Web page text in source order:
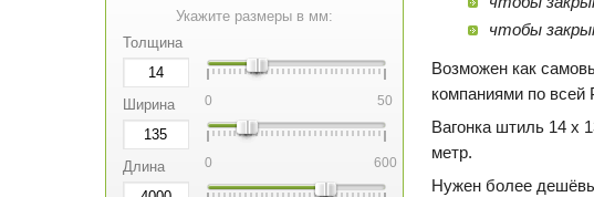
Укажите размеры в мм:
Толщина
0 50
Ширина
0 600
Длина
чтобы
Возможен как
компаниями по всей
Вагонка штиль 14 х
метр.
Нужен более